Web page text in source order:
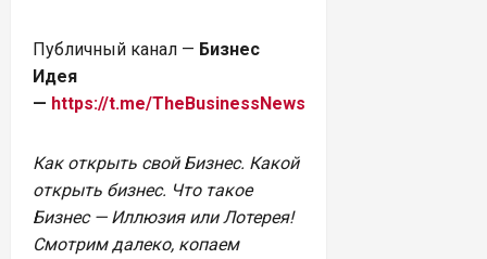
Публичный канал — Бизнес
Идея
— https://t.me/TheBusinessNews
Как открыть свой Бизнес. Какой
открыть бизнес. Что такое
Бизнес — Иллюзия или Лотерея!
Смотрим далеко, копаем